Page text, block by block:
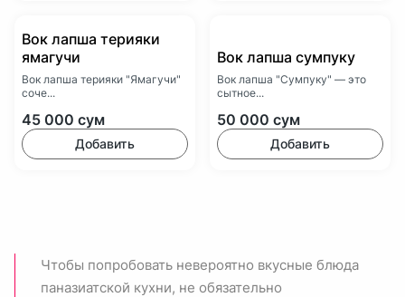
Вок лапша терияки
ямагучи
Вок лапша терияки "Ямагучи"
соче...
45 000 сум
Добавить
Вок лапша сумпуку
Вок лапша "Сумпуку" — это
сытное...
50 000 сум
Добавить
Чтобы попробовать невероятно вкусные блюда
паназиатской кухни, не обязательно